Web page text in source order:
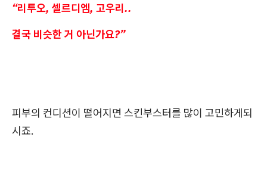
“리투오, 셀르디엠, 고우리..
결국 비슷한 거 아닌가요?”
피부의 컨디션이 떨어지면 스킨부스터를 많이 고민하게되
시죠.